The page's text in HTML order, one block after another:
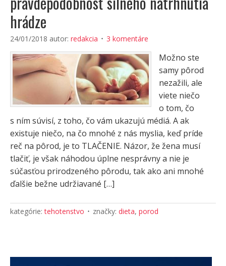
hrádze
24/01/2018 autor: redakcia 3 komentáre
Možno ste
samy pôrod
nezažili, ale
viete niečo
o tom, čo
s ním súvisí, z toho, čo vám ukazujú médiá. A ak
existuje niečo, na čo mnohé z nás myslia, keď príde
reč na pôrod, je to TLAČENIE. Názor, že žena musí
tlačiť, je však náhodou úplne nesprávny a nie je
súčasťou prirodzeného pôrodu, tak ako ani mnohé
ďalšie bežne udržiavané […]
kategórie:tehotenstvo značky: dieta, porod